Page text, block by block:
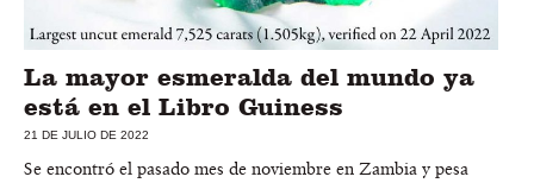
La mayor esmeralda del mundo ya
está en el Libro Guiness
21 DE JULIO DE 2022
Se encontró el pasado mes de noviembre en Zambia y pesa